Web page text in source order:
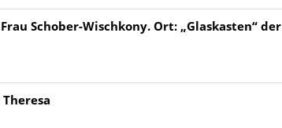
Schober-Wischkony. Ort: „Glaskasten“ der